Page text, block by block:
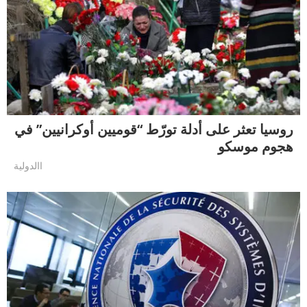
روسيا تعثر على أدلة تورّط “قوميين أوكرانيين” في
هجوم موسكو
االدولية